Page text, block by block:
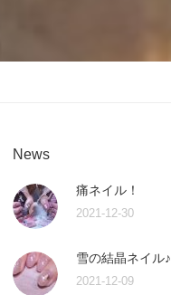
News
痛ネイル！
2021-12-30
雪の結晶ネイル♪
2021-12-09